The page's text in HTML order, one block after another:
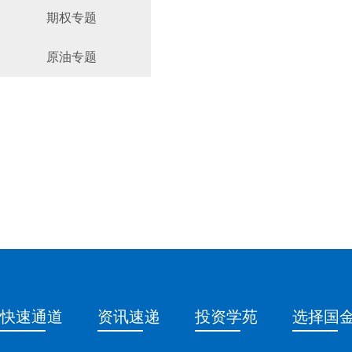
期权专题
原油专题
快速通道 资讯速递 投资学苑 选择国